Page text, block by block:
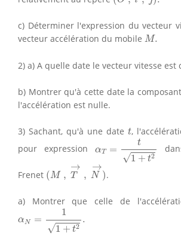
c) Déterminer l'expression du vecteur
vecteur accélération du mobile M.
M.
2) a) A quelle date le vecteur vitesse est
b) Montrer qu'à cette date la
l'accélération est nulle.
3) Sachant, qu'à une date t
t,
pour expression
αT =
t
√1 + t2
αT =t1+ t2
Frenet (M ,
→
T ,
→
N )
→, →)
.
a) Montrer que celle de
αN =
1
√1 + t2
.
αN =11+t2